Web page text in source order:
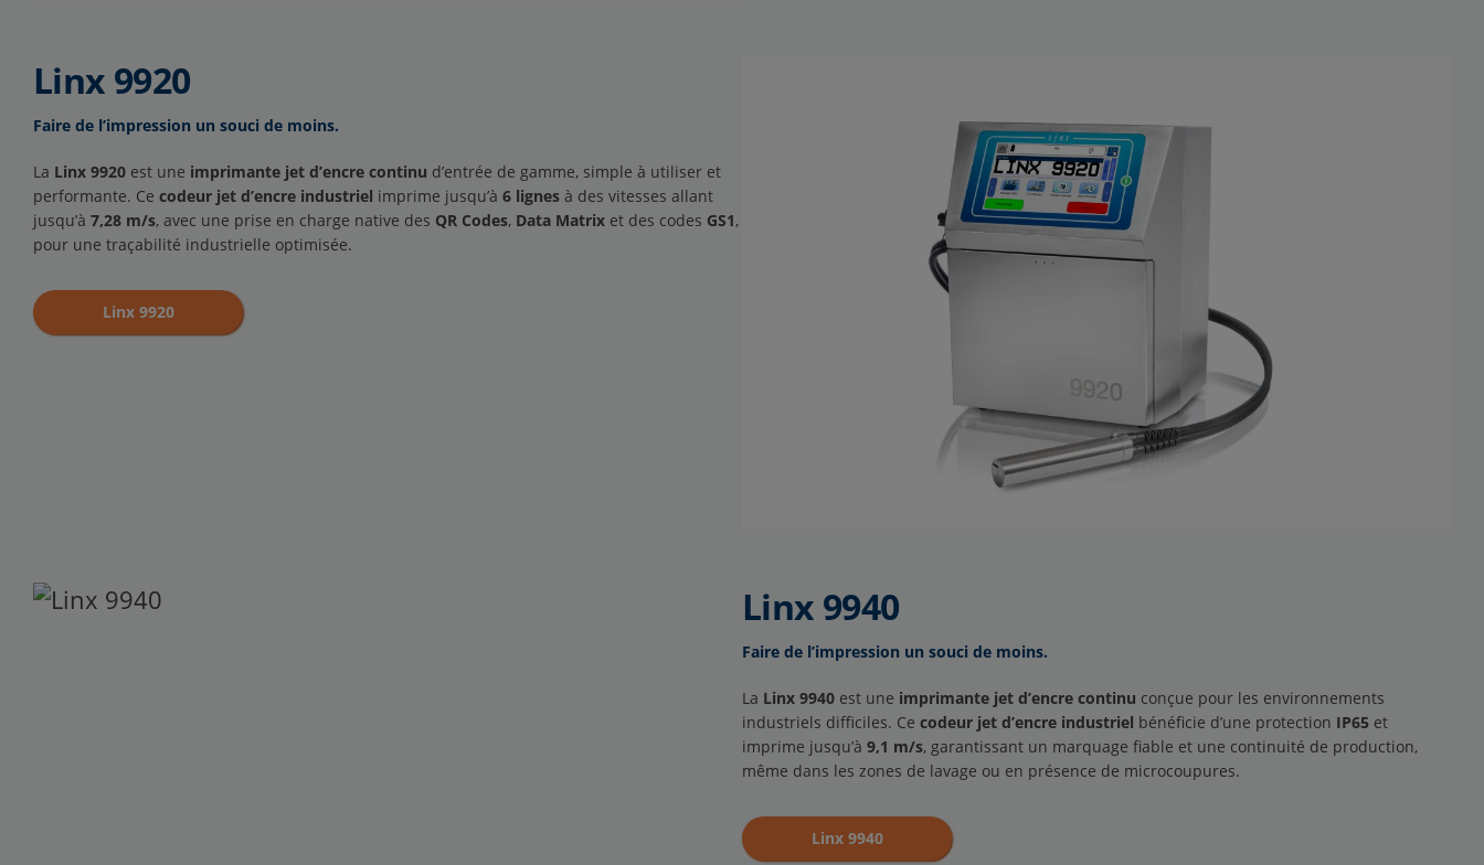
Linx 9920
Faire de l’impression un souci de moins.
La Linx 9920 est une imprimante jet d’encre continu d’entrée de gamme, simple à utiliser et
performante. Ce codeur jet d’encre industriel imprime jusqu’à 6 lignes à des vitesses allant
jusqu’à 7,28 m/s, avec une prise en charge native des QR Codes, Data Matrix et des codes GS1,
pour une traçabilité industrielle optimisée.
Linx 9920
Linx 9940
Faire de l’impression un souci de moins.
La Linx 9940 est une imprimante jet d’encre continu conçue pour les environnements
industriels difficiles. Ce codeur jet d’encre industriel bénéficie d’une protection IP65 et
imprime jusqu’à 9,1 m/s, garantissant un marquage fiable et une continuité de production,
même dans les zones de lavage ou en présence de microcoupures.
Linx 9940